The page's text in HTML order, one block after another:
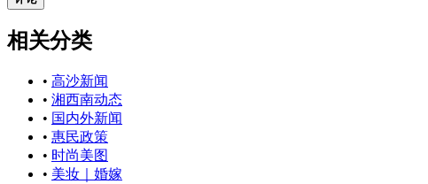
相关分类
• 高沙新闻
• 湘西南动态
• 国内外新闻
• 惠民政策
• 时尚美图
• 美妆｜婚嫁